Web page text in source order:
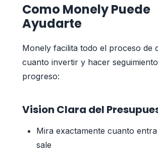
Como Monely Puede
Ayudarte
Monely facilita todo el proceso de
cuanto invertir y hacer
progreso:
Vision Clara del
Mira exactamente cuanto
sale